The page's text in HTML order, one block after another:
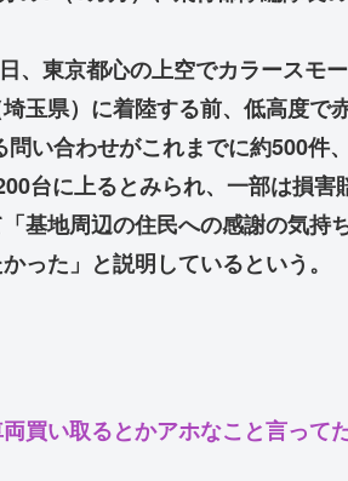
、東京都心の上空でカラースモ
玉県）に着陸する前、低高度で
問い合わせがこれまでに約500件
台に上るとみられ、一部は損
基地周辺の住民への感謝の気持
った」と説明しているという。
買い取るとかアホなこと言って